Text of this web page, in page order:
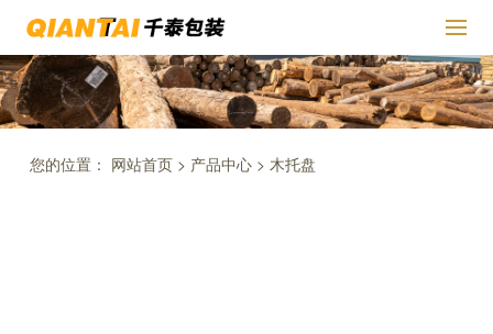
您的位置： 网站首页 > 产品中心 > 木托盘